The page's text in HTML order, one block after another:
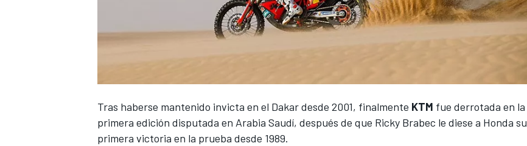
Tras haberse mantenido invicta en el Dakar desde 2001, finalmente KTM fue derrotada en la
primera edición disputada en Arabia Saudí, después de que Ricky Brabec le diese a Honda su
primera victoria en la prueba desde 1989.